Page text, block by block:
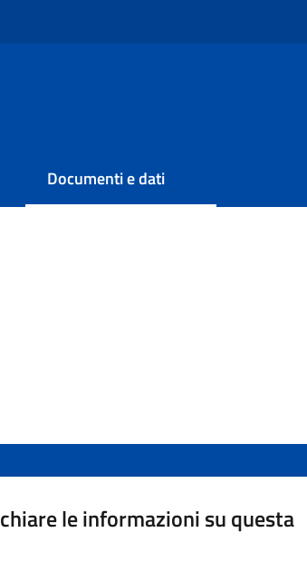
Documenti e dati
le informazioni su questa